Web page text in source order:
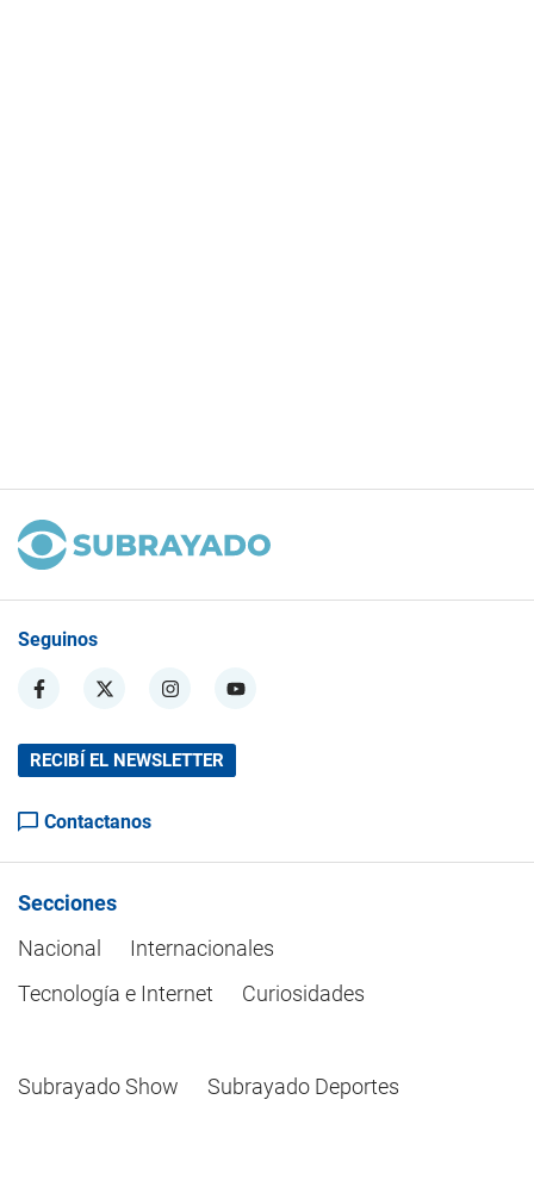
Seguinos
RECIBÍ EL NEWSLETTER
Contactanos
Secciones
Nacional
Internacionales
Tecnología e Internet
Curiosidades
Subrayado Show Subrayado Deportes